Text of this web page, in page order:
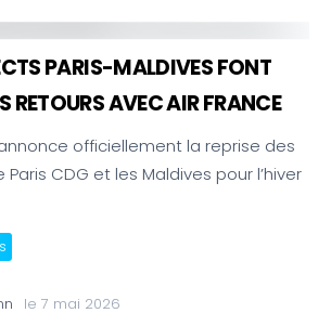
PARIS-MALDIVES FONT
RETOURS AVEC AIR FRANCE
annonce officiellement la reprise des
CDG et les Maldives pour l’hiver
le 7 mai 2026